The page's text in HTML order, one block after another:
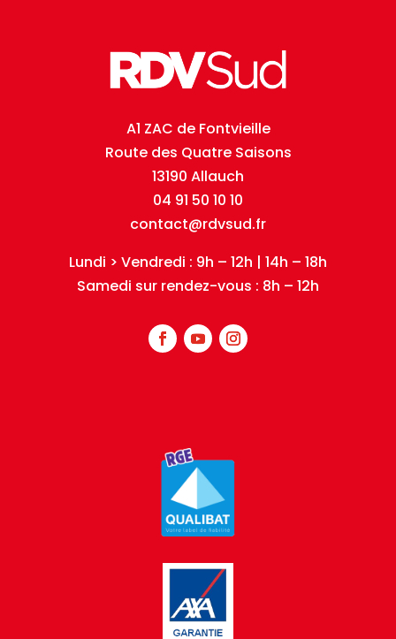
A1 ZAC de Fontvieille
Route des Quatre Saisons
13190 Allauch
04 91 50 10 10
contact@rdvsud.fr
Lundi > Vendredi : 9h – 12h | 14h – 18h
Samedi sur rendez-vous : 8h – 12h